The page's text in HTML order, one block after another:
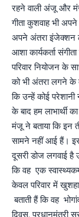
रहने वाली अंजू और
गीता कुशवाह भी
अपने अंतरा इंजेक्शन
आशा कार्यकर्ता
परिवार नियोजन के
को भी अंतरा लगने के
कि उन्हें कोई
के बाद हम लाभार्थी
मंजू ने बताया कि इन
सामने नहीं आई हैं।
दूसरी डोज लगवाई है
कि वह एक
केवल परिवार में
बताती हैं कि वह
दिवस, प्रधानमंत्री